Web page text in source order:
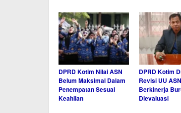
DPRD Kotim Nilai ASN
Belum Maksimal Dalam
Penempatan Sesuai
Keahlian
DPRD Kotim
Revisi UU
Berkinerja
Dievaluasi